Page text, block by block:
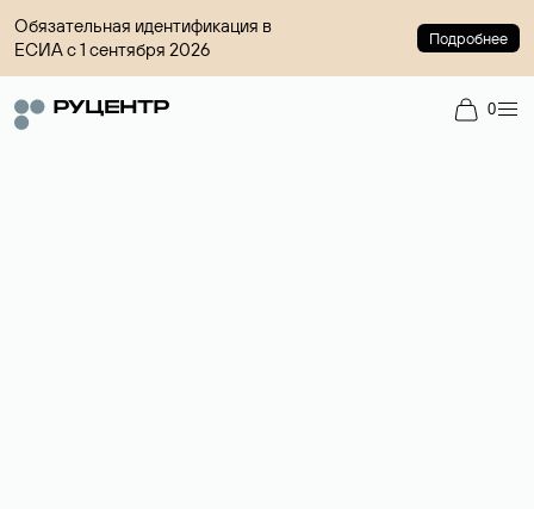
Обязательная идентификация в
ЕСИА с 1 сентября 2026
Подробнее
0